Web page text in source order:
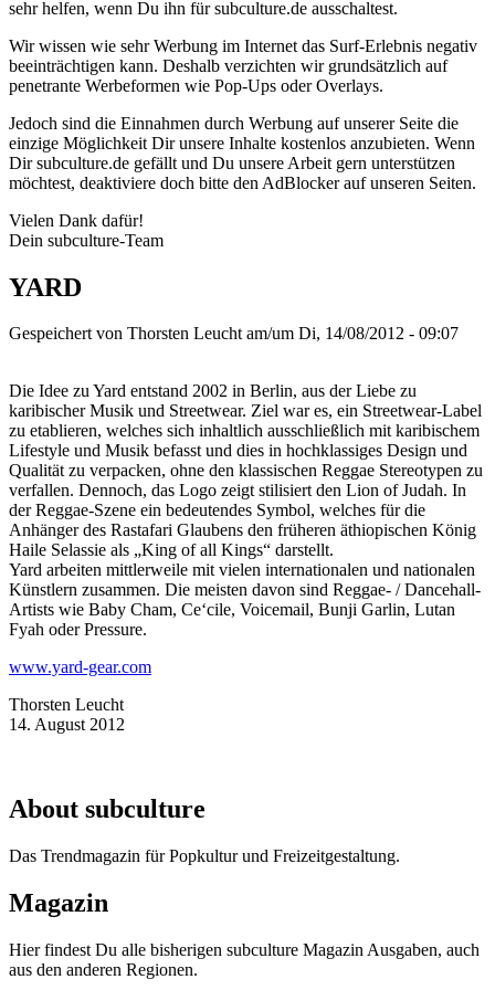
sehr helfen, wenn Du ihn für subculture.de ausschaltest.
Wir wissen wie sehr Werbung im Internet das Surf-Erlebnis negativ
beeinträchtigen kann. Deshalb verzichten wir grundsätzlich auf
penetrante Werbeformen wie Pop-Ups oder Overlays.
Jedoch sind die Einnahmen durch Werbung auf unserer Seite die
einzige Möglichkeit Dir unsere Inhalte kostenlos anzubieten. Wenn
Dir subculture.de gefällt und Du unsere Arbeit gern unterstützen
möchtest, deaktiviere doch bitte den AdBlocker auf unseren Seiten.
Vielen Dank dafür!
Dein subculture-Team
YARD
Gespeichert von Thorsten Leuchtam/um Di, 14/08/2012 - 09:07
Die Idee zu Yard entstand 2002 in Berlin, aus der Liebe zu
karibischer Musik und Streetwear. Ziel war es, ein Streetwear-Label
zu etablieren, welches sich inhaltlich ausschließlich mit karibischem
Lifestyle und Musik befasst und dies in hochklassiges Design und
Qualität zu verpacken, ohne den klassischen Reggae Stereotypen zu
verfallen. Dennoch, das Logo zeigt stilisiert den Lion of Judah. In
der Reggae-Szene ein bedeutendes Symbol, welches für die
Anhänger des Rastafari Glaubens den früheren äthiopischen König
Haile Selassie als „King of all Kings“ darstellt.
Yard arbeiten mittlerweile mit vielen internationalen und nationalen
Künstlern zusammen. Die meisten davon sind Reggae- / Dancehall-
Artists wie Baby Cham, Ce‘cile, Voicemail, Bunji Garlin, Lutan
Fyah oder Pressure.
www.yard-gear.com
Thorsten Leucht
14. August 2012
About subculture
Das Trendmagazin für Popkultur und Freizeitgestaltung.
Magazin
Hier findest Du alle bisherigen subculture Magazin Ausgaben, auch
aus den anderen Regionen.